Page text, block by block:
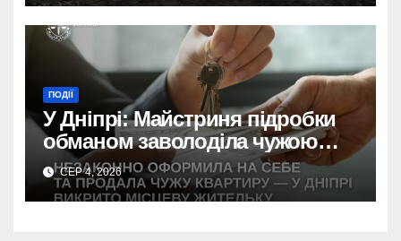
ПОДІЇ
У Дніпрі: Майстриня підробки
обманом заволоділа чужою
квартирою
СЕР 4, 2026